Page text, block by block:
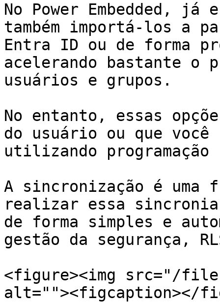
No Power Embedded,
também importá-los a
Entra ID ou de forma
acelerando bastante o
usuários e grupos.
No entanto, essas
do usuário ou que
utilizando
A sincronização é uma
realizar essa sincronia
de forma simples e
gestão da segurança,
<figure><img src="/files/
alt=""><figcaption></